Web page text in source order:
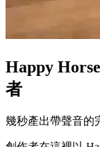
Happy
者
幾秒產出帶聲音的